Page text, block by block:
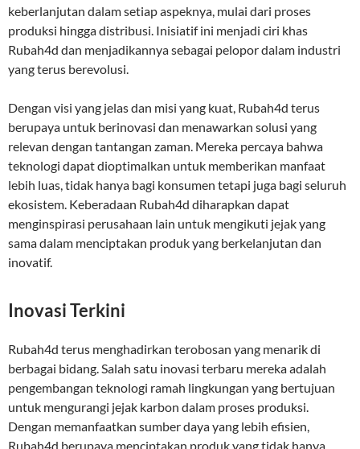
keberlanjutan dalam setiap aspeknya, mulai dari proses
produksi hingga distribusi. Inisiatif ini menjadi ciri khas
Rubah4d dan menjadikannya sebagai pelopor dalam industri
yang terus berevolusi.
Dengan visi yang jelas dan misi yang kuat, Rubah4d terus
berupaya untuk berinovasi dan menawarkan solusi yang
relevan dengan tantangan zaman. Mereka percaya bahwa
teknologi dapat dioptimalkan untuk memberikan manfaat
lebih luas, tidak hanya bagi konsumen tetapi juga bagi seluruh
ekosistem. Keberadaan Rubah4d diharapkan dapat
menginspirasi perusahaan lain untuk mengikuti jejak yang
sama dalam menciptakan produk yang berkelanjutan dan
inovatif.
Inovasi Terkini
Rubah4d terus menghadirkan terobosan yang menarik di
berbagai bidang. Salah satu inovasi terbaru mereka adalah
pengembangan teknologi ramah lingkungan yang bertujuan
untuk mengurangi jejak karbon dalam proses produksi.
Dengan memanfaatkan sumber daya yang lebih efisien,
Rubah4d berupaya menciptakan produk yang tidak hanya